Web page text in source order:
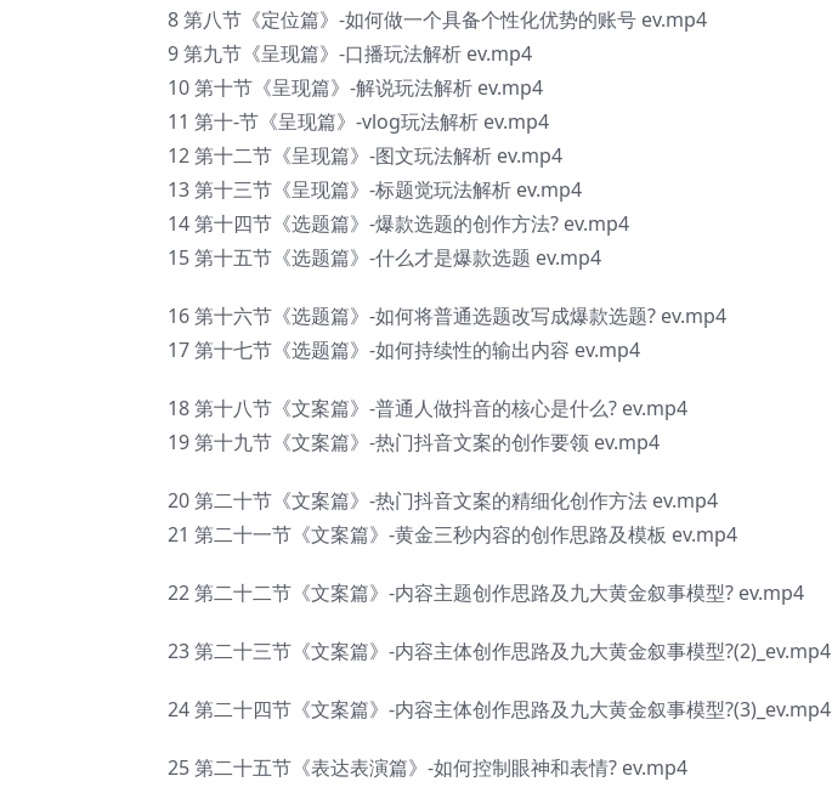
8 第八节《定位篇》-如何做一个具备个性化优势的账号 ev.mp4
9 第九节《呈现篇》-口播玩法解析 ev.mp4
10 第十节《呈现篇》-解说玩法解析 ev.mp4
11 第十-节《呈现篇》-vlog玩法解析 ev.mp4
12 第十二节《呈现篇》-图文玩法解析 ev.mp4
13 第十三节《呈现篇》-标题觉玩法解析 ev.mp4
14 第十四节《选题篇》-爆款选题的创作方法? ev.mp4
15 第十五节《选题篇》-什么才是爆款选题 ev.mp4
16 第十六节《选题篇》-如何将普通选题改写成爆款选题? ev.mp4
17 第十七节《选题篇》-如何持续性的输出内容 ev.mp4
18 第十八节《文案篇》-普通人做抖音的核心是什么? ev.mp4
19 第十九节《文案篇》-热门抖音文案的创作要领 ev.mp4
20 第二十节《文案篇》-热门抖音文案的精细化创作方法 ev.mp4
21 第二十一节《文案篇》-黄金三秒内容的创作思路及模板 ev.mp4
22 第二十二节《文案篇》-内容主题创作思路及九大黄金叙事模型? ev.mp4
23 第二十三节《文案篇》-内容主体创作思路及九大黄金叙事模型?(2)_ev.mp4
24 第二十四节《文案篇》-内容主体创作思路及九大黄金叙事模型?(3)_ev.mp4
25 第二十五节《表达表演篇》-如何控制眼神和表情? ev.mp4